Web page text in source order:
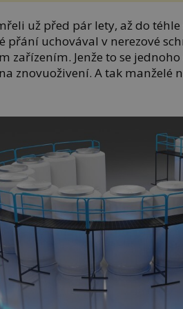
už před pár lety, až do
přání uchovával v nerezové
zařízením. Jenže to se
znovuoživení. A tak manželé